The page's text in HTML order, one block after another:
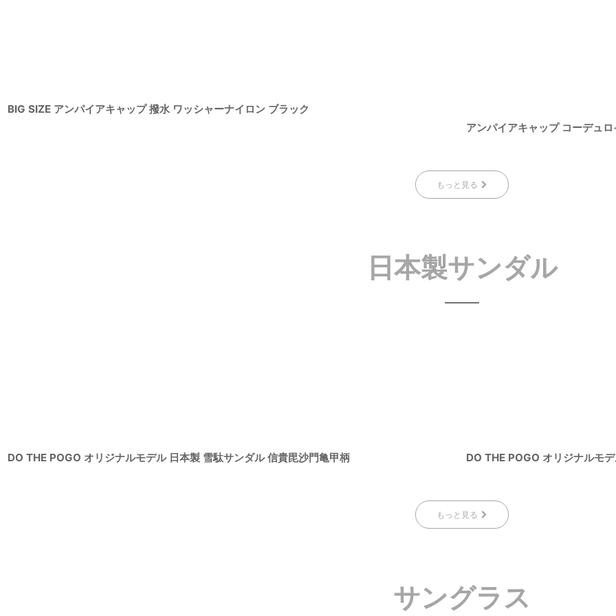
BIG SIZE アンパイアキャップ 撥水 ワッシャーナイロン ブラック
アンパイアキャップ コーデュロ
もっと見る
日本製サンダル
DO THE POGO オリジナルモデル 日本製 雪駄サンダル 信貴毘沙門亀甲柄 DO THE POGO オリジナルモ
もっと見る
サングラス